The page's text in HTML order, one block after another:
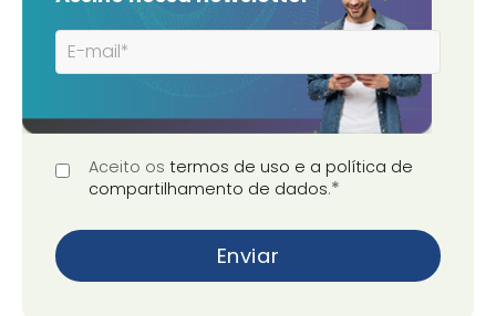
Aceito os termos de uso e a política de
compartilhamento de dados.*